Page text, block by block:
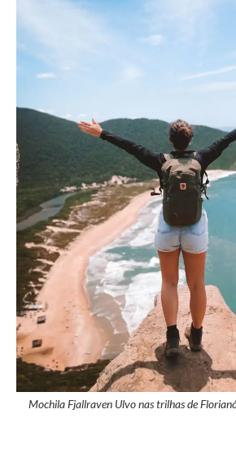
Mochila Fjallraven Ulvo nas trilhas de